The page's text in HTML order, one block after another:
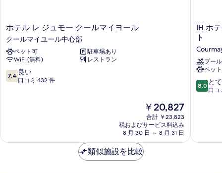
ホ
テ
ル
レ
ジ
ュ
モ
ヨ
ホテル レ ジュモー クールマイヨール
クールマイユール中心部
ペット可
駐車場あり
WiFi (無料)
レストラン
10
段
コ
7.4 良い
口コミ 432 件
現
在
の
料
金
は
￥20,827
合計 ￥23,823
税およびサービス料込み
8 月 30 日 ～ 8 月 31 日
IH
ホ
テ
ル
ズ
ク
ー
ル
モ
IH ホ
ト
プール
ペッ
10
段
も
8.0 と
口コ
類似施設を比較